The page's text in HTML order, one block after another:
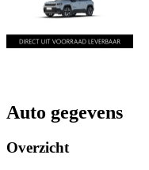
Auto gegevens
Overzicht